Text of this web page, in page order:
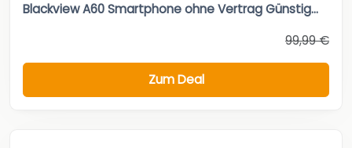
Blackview A60 Smartphone ohne Vertrag Günstig...
99,99 €
Zum Deal